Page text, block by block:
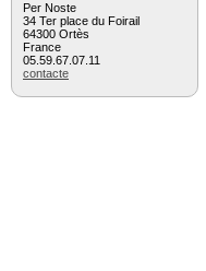
Per Noste
34 Ter place du Foirail
64300 Ortès
France
05.59.67.07.11
contacte